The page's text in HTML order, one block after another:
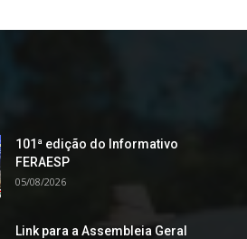
101ª edição do Informativo
FERAESP
05/08/2026
Link para a Assembleia Geral